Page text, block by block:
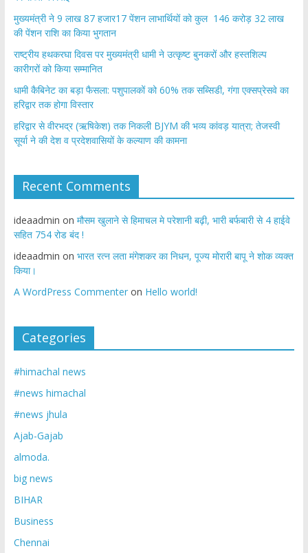
मुख्यमंत्री ने 9 लाख 87 हजार17 पेंशन लाभार्थियों को कुल 146 करोड़ 32 लाख
की पेंशन राशि का किया भुगतान
राष्ट्रीय हथकरघा दिवस पर मुख्यमंत्री धामी ने उत्कृष्ट बुनकरों और हस्तशिल्प
कारीगरों को किया सम्मानित
​धामी कैबिनेट का बड़ा फैसला: पशुपालकों को 60% तक सब्सिडी, गंगा एक्सप्रेसवे का
हरिद्वार तक होगा विस्तार
​हरिद्वार से वीरभद्र (ऋषिकेश) तक निकली BJYM की भव्य कांवड़ यात्रा; तेजस्वी
सूर्या ने की देश व प्रदेशवासियों के कल्याण की कामना
Recent Comments
ideaadmin on मौसम खुलाने से हिमाचल मे परेशानी बढ़ी, भारी बर्फबारी से 4 हाईवे
सहित 754 रोड बंद !
ideaadmin on भारत रत्न लता मंगेशकर का निधन, पूज्य मोरारी बापू ने शोक व्यक्त
किया।
A WordPress Commenteron Hello world!
Categories
#himachal news
#news himachal
#news jhula
Ajab-Gajab
almoda.
big news
BIHAR
Business
Chennai